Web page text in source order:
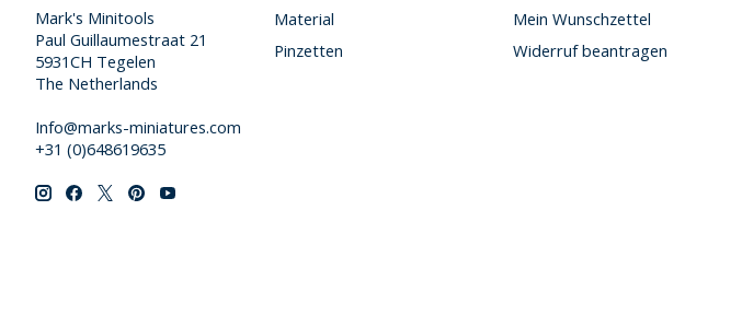
Mark's Minitools
Paul Guillaumestraat 21
5931CH Tegelen
The Netherlands
Info@marks-miniatures.com
+31 (0)648619635
Material
Pinzetten
Mein Wunschzettel
Widerruf beantragen